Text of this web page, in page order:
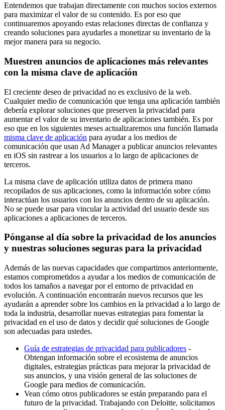
Entendemos que trabajan directamente con muchos socios externos
para maximizar el valor de su contenido. Es por eso que
continuaremos apoyando estas relaciones directas de confianza y
creando soluciones para ayudarles a monetizar su inventario de la
mejor manera para su negocio.
Muestren anuncios de aplicaciones más relevantes
con la misma clave de aplicación
El creciente deseo de privacidad no es exclusivo de la web.
Cualquier medio de comunicación que tenga una aplicación también
debería explorar soluciones que preserven la privacidad para
aumentar el valor de su inventario de aplicaciones también. Es por
eso que en los siguientes meses actualizaremos una función llamada
misma clave de aplicación para ayudar a los medios de
comunicación que usan Ad Manager a publicar anuncios relevantes
en iOS sin rastrear a los usuarios a lo largo de aplicaciones de
terceros.
La misma clave de aplicación utiliza datos de primera mano
recopilados de sus aplicaciones, como la información sobre cómo
interactúan los usuarios con los anuncios dentro de su aplicación.
No se puede usar para vincular la actividad del usuario desde sus
aplicaciones a aplicaciones de terceros.
Pónganse al día sobre la privacidad de los anuncios
y nuestras soluciones seguras para la privacidad
Además de las nuevas capacidades que compartimos anteriormente,
estamos comprometidos a ayudar a los medios de comunicación de
todos los tamaños a navegar por el entorno de privacidad en
evolución. A continuación encontrarán nuevos recursos que les
ayudarán a aprender sobre los cambios en la privacidad a lo largo de
toda la industria, desarrollar nuevas estrategias para fomentar la
privacidad en el uso de datos y decidir qué soluciones de Google
son adecuadas para ustedes.
Guía de estrategias de privacidad para publicadores -
Obtengan información sobre el ecosistema de anuncios
digitales, estrategias prácticas para mejorar la privacidad de
sus anuncios, y una visión general de las soluciones de
Google para medios de comunicación.
Vean cómo otros publicadores se están preparando para el
futuro de la privacidad. Trabajando con Deloitte, solicitamos